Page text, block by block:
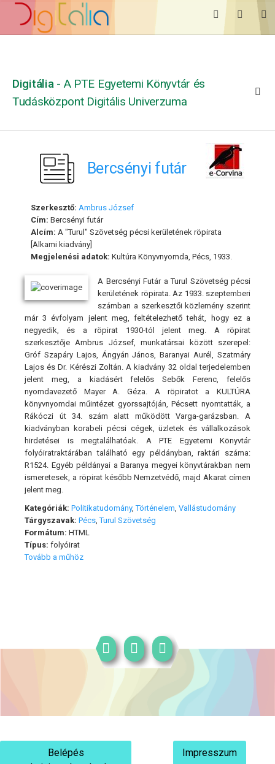
Digitália - A PTE Egyetemi Könyvtár és
Tudásközpont Digitális Univerzuma
Bercsényi futár
Szerkesztő: Ambrus József
Cím: Bercsényi futár
Alcím: A "Turul" Szövetség pécsi kerületének röpirata
[Alkami kiadvány]
Megjelenési adatok: Kultúra Könyvnyomda, Pécs, 1933.
A Bercsényi Futár a Turul Szövetség pécsi
kerületének röpirata. Az 1933. szeptemberi
számban a szerkesztői közlemény szerint
már 3 évfolyam jelent meg, feltételezhető tehát, hogy ez a
negyedik, és a röpirat 1930-tól jelent meg. A röpirat
szerkesztője Ambrus József, munkatársai között szerepel:
Gróf Szapáry Lajos, Ángyán János, Baranyai Aurél, Szatmáry
Lajos és Dr. Kérészi Zoltán. A kiadvány 32 oldal terjedelemben
jelent meg, a kiadásért felelős Sebők Ferenc, felelős
nyomdavezető Mayer A. Géza. A röpiratot a KULTÚRA
könyvnyomdai műintézet gyorssajtóján, Pécsett nyomtatták, a
Rákóczi út 34. szám alatt működött Varga-garázsban. A
kiadványban korabeli pécsi cégek, üzletek és vállalkozások
hirdetései is megtalálhatóak. A PTE Egyetemi Könyvtár
folyóiratraktárában található egy példányban, raktári száma:
R1524. Egyéb példányai a Baranya megyei könyvtárakban nem
ismeretesek, a röpirat később Nemzetvédő, majd Akarat címen
jelent meg.
Kategóriák: Politikatudomány,Történelem Vallástudomány
Tárgyszavak: Pécs ,Turul Szövetség
Formátum: HTML
Típus: folyóirat
Tovább a műhöz
Belépés
Impresszum